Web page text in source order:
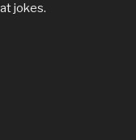
jokes.